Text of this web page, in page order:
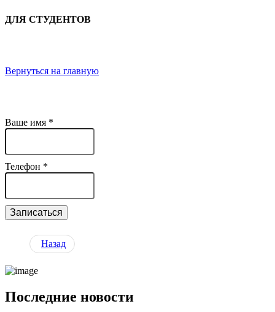
ДЛЯ СТУДЕНТОВ
Вернуться на главную
Ваше имя *
Телефон *
Записаться
Назад
Последние новости